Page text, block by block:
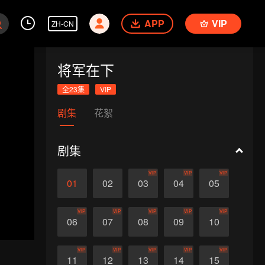
ZH-CN APP VIP
将军在下
全23集 VIP
剧集 花絮
剧集
01 02 03
VIP
04
VIP
05
VIP
06
VIP
07
VIP
08
VIP
09
VIP
10
VIP
11
VIP
12
VIP
13
VIP
14
VIP
15
VIP